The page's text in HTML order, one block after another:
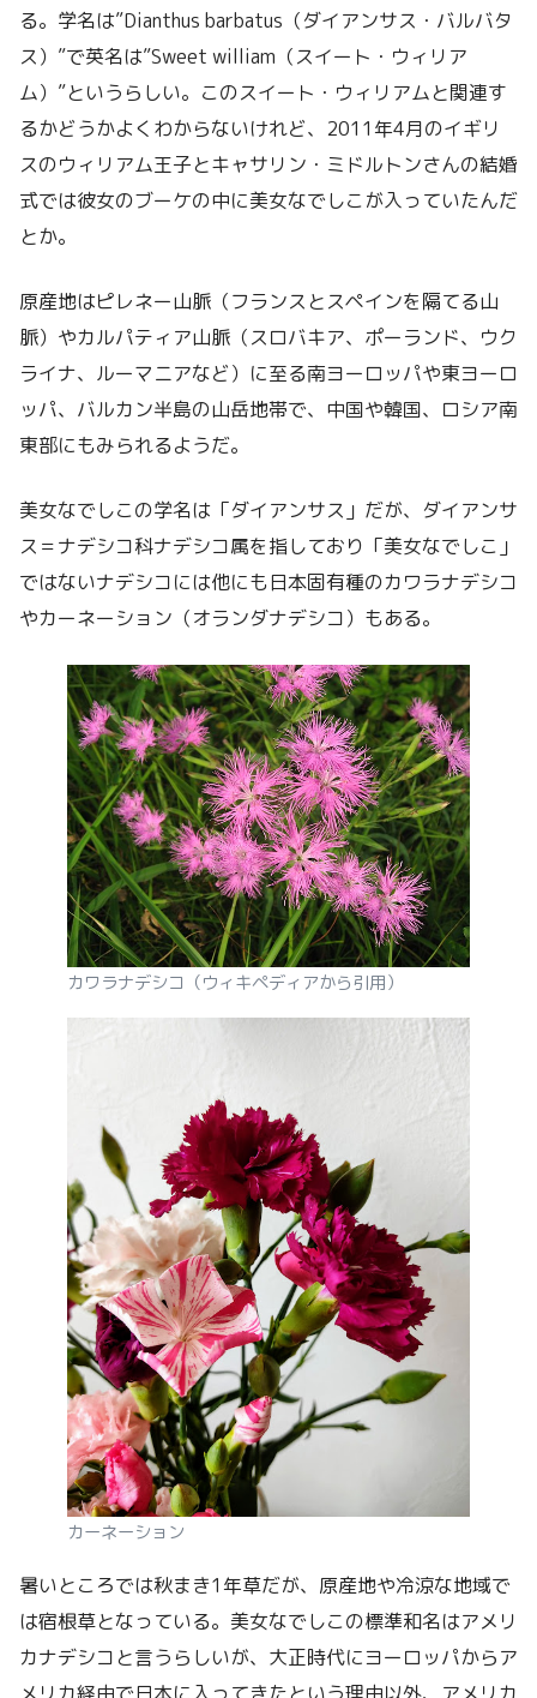
る。学名は”Dianthus barbatus（ダイアンサス・バルバタ
ス）”で英名は”Sweet william（スイート・ウィリア
ム）”というらしい。このスイート・ウィリアムと関連す
るかどうかよくわからないけれど、2011年4月のイギリ
スのウィリアム王子とキャサリン・ミドルトンさんの結婚
式では彼女のブーケの中に美女なでしこが入っていたんだ
とか。
原産地はピレネー山脈（フランスとスペインを隔てる山
脈）やカルパティア山脈（スロバキア、ポーランド、ウク
ライナ、ルーマニアなど）に至る南ヨーロッパや東ヨーロ
ッパ、バルカン半島の山岳地帯で、中国や韓国、ロシア南
東部にもみられるようだ。
美女なでしこの学名は「ダイアンサス」だが、ダイアンサ
ス＝ナデシコ科ナデシコ属を指しており「美女なでしこ」
ではないナデシコには他にも日本固有種のカワラナデシコ
やカーネーション（オランダナデシコ）もある。
カワラナデシコ（ウィキペディアから引用）
カーネーション
暑いところでは秋まき1年草だが、原産地や冷涼な地域で
は宿根草となっている。美女なでしこの標準和名はアメリ
カナデシコと言うらしいが、大正時代にヨーロッパからア